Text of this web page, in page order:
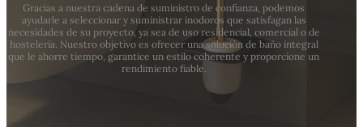
Gracias a nuestra cadena de suministro de confianza, podemos
ayudarle a seleccionar y suministrar inodoros que satisfagan las
necesidades de su proyecto, ya sea de uso residencial, comercial o de
hostelería. Nuestro objetivo es ofrecer una solución de baño integral
que le ahorre tiempo, garantice un estilo coherente y proporcione un
rendimiento fiable.